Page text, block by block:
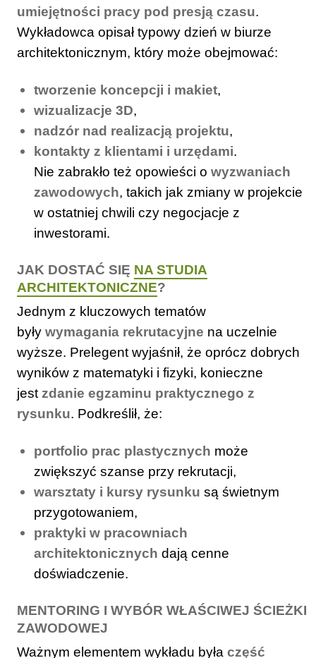
umiejętności pracy pod presją czasu.
Wykładowca opisał typowy dzień w biurze
architektonicznym, który może obejmować:
tworzenie koncepcji i makiet,
wizualizacje 3D,
nadzór nad realizacją projektu,
kontakty z klientami i urzędami.
Nie zabrakło też opowieści o wyzwaniach
zawodowych, takich jak zmiany w projekcie
w ostatniej chwili czy negocjacje z
inwestorami.
JAK DOSTAĆ SIĘ NA STUDIA
ARCHITEKTONICZNE?
Jednym z kluczowych tematów
były wymagania rekrutacyjne na uczelnie
wyższe. Prelegent wyjaśnił, że oprócz dobrych
wyników z matematyki i fizyki, konieczne
jestzdanie egzaminu praktycznego z
rysunku. Podkreślił, że:
portfolio prac plastycznych może
zwiększyć szanse przy rekrutacji,
warsztaty i kursy rysunku są świetnym
przygotowaniem,
praktyki w pracowniach
architektonicznych dają cenne
doświadczenie.
MENTORING I WYBÓR WŁAŚCIWEJ ŚCIEŻKI
ZAWODOWEJ
Ważnym elementem wykładu była część